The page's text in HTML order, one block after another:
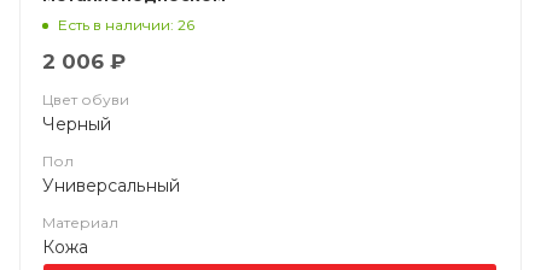
Есть в наличии: 26
2 006 ₽
Цвет обуви
Черный
Пол
Универсальный
Материал
Кожа